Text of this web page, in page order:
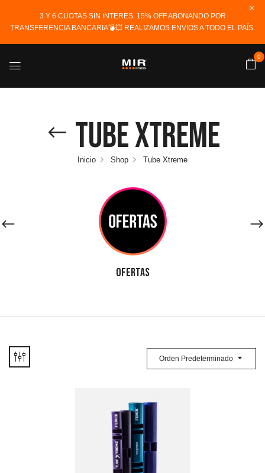
3 Y 6 CUOTAS SIN INTERES. 15% OFF ABONANDO POR
TRANSFERENCIA BANCARIA💣💥 REALIZAMOS ENVIOS A TODO EL PAÍS.
0
Tube Xtreme
Inicio Shop Tube Xtreme
OFERTAS
Orden Predeterminado